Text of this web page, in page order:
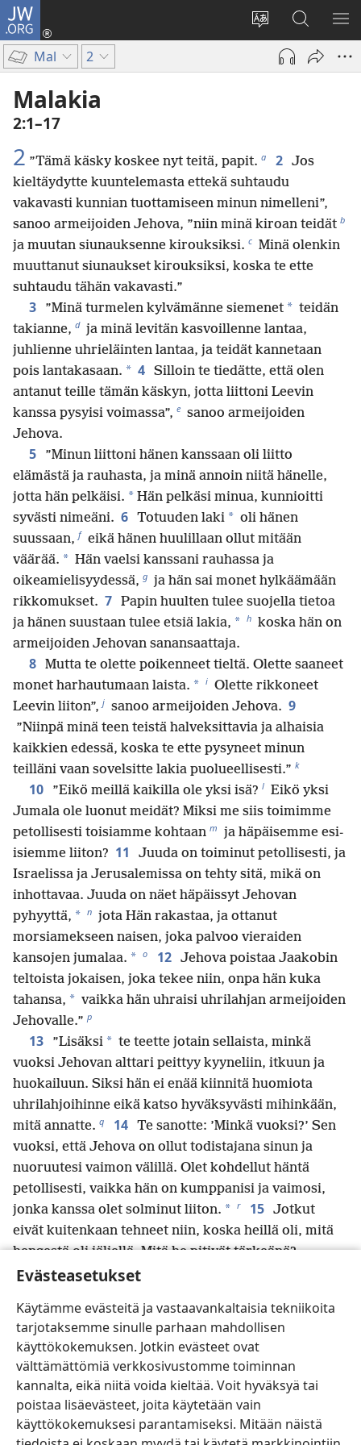
Evästeasetukset
Käytämme evästeitä ja vastaavankaltaisia tekniikoita
tarjotaksemme sinulle parhaan mahdollisen
käyttökokemuksen. Jotkin evästeet ovat
välttämättömiä verkkosivustomme toiminnan
kannalta, eikä niitä voida kieltää. Voit hyväksyä tai
poistaa lisäevästeet, joita käytetään vain
käyttökokemuksesi parantamiseksi. Mitään näistä
JW.ORG
Vaihda
sivuston
kieli
Kirjaudu
(avaa
ikkunan)
Hae
JW.ORG-
sivustolta
Mal 2
Malakia
2:1–17
2 ”Tämä käsky koskee nyt teitä, papit. a 2 Jos
kieltäydytte kuuntelemasta ettekä suhtaudu
vakavasti kunnian tuottamiseen minun nimelleni”,
sanoo armeijoiden Jehova, ”niin minä kiroan teidät b
ja muutan siunauksenne kirouksiksi. c Minä olenkin
muuttanut siunaukset kirouksiksi, koska te ette
suhtaudu tähän vakavasti.”
3 ”Minä turmelen kylvämänne siemenet * teidän
takianne, d ja minä levitän kasvoillenne lantaa,
juhlienne uhrieläinten lantaa, ja teidät kannetaan
pois lantakasaan. * 4 Silloin te tiedätte, että olen
antanut teille tämän käskyn, jotta liittoni Leevin
kanssa pysyisi voimassa”, e sanoo armeijoiden
Jehova.
5
”Minun liittoni hänen kanssaan oli liitto
elämästä ja rauhasta, ja minä annoin niitä hänelle,
jotta hän pelkäisi. * Hän pelkäsi minua, kunnioitti
syvästi nimeäni. 6 Totuuden laki * oli hänen
suussaan, f eikä hänen huulillaan ollut mitään
väärää. * Hän vaelsi kanssani rauhassa ja
oikeamielisyydessä, g ja hän sai monet hylkäämään
rikkomukset. 7 Papin huulten tulee suojella tietoa
ja hänen suustaan tulee etsiä lakia, * h koska hän on
armeijoiden Jehovan sanansaattaja.
8 Mutta te olette poikenneet tieltä. Olette saaneet
monet harhautumaan laista. * i Olette rikkoneet
Leevin liiton”, j sanoo armeijoiden Jehova. 9
”Niinpä minä teen teistä halveksittavia ja alhaisia
kaikkien edessä, koska te ette pysyneet minun
teilläni vaan sovelsitte lakia puolueellisesti.” k
10 ”Eikö meillä kaikilla ole yksi isä? l Eikö yksi
Jumala ole luonut meidät? Miksi me siis toimimme
petollisesti toisiamme kohtaan m ja häpäisemme esi-
isiemme liiton? 11
Juuda on toiminut petollisesti, ja
Israelissa ja Jerusalemissa on tehty sitä, mikä on
inhottavaa. Juuda on näet häpäissyt Jehovan
pyhyyttä, * n jota Hän rakastaa, ja ottanut
morsiamekseen naisen, joka palvoo vieraiden
kansojen jumalaa. * o 12 Jehova poistaa Jaakobin
teltoista jokaisen, joka tekee niin, onpa hän kuka
tahansa, * vaikka hän uhraisi uhrilahjan armeijoiden
Jehovalle.” p
13 ”Lisäksi * te teette jotain sellaista, minkä
vuoksi Jehovan alttari peittyy kyyneliin, itkuun ja
huokailuun. Siksi hän ei enää kiinnitä huomiota
uhrilahjoihinne eikä katso hyväksyvästi mihinkään,
mitä annatte. q 14 Te sanotte: ’Minkä vuoksi?’ Sen
vuoksi, että Jehova on ollut todistajana sinun ja
nuoruutesi vaimon välillä. Olet kohdellut häntä
petollisesti, vaikka hän on kumppanisi ja vaimosi,
jonka kanssa olet solminut liiton. * r 15 Jotkut
eivät kuitenkaan tehneet niin, koska heillä oli, mitä
hengestä oli jäljellä. Mitä he pitivät tärkeänä?
Jumalan jälkeläisiä.
nuoruutenne vaimoa. 16 Minä vihaan * avioeron
ottamista”, s sanoo Jehova, Israelin Jumala, ”ja sitä,
jonka vaate on väkivallan peitossa.” * Näin sanoo
armeijoiden Jehova: ”Kiinnittäkää huomiota
henkeenne, älkääkä toimiko petollisesti.
t
17 Te olette uuvuttaneet Jehovan sanoillanne.
Silti te kysytte: ’Miten olemme uuvuttaneet hänet?’